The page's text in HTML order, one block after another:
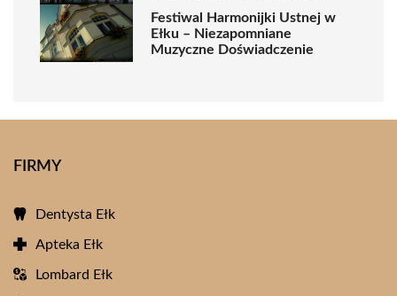
Festiwal Harmonijki Ustnej w
Ełku – Niezapomniane
Muzyczne Doświadczenie
FIRMY
Dentysta Ełk
Apteka Ełk
Lombard Ełk